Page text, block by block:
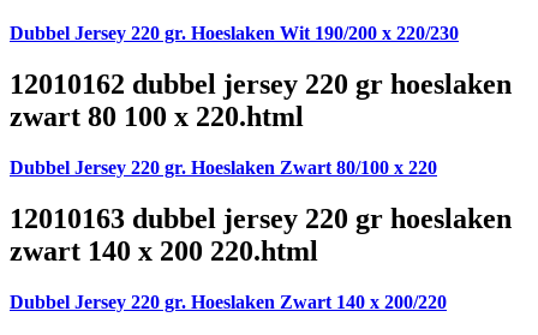
Dubbel Jersey 220 gr. Hoeslaken Wit 190/200 x 220/230
12010162 dubbel jersey 220 gr hoeslaken
zwart 80 100 x 220.html
Dubbel Jersey 220 gr. Hoeslaken Zwart 80/100 x 220
12010163 dubbel jersey 220 gr hoeslaken
zwart 140 x 200 220.html
Dubbel Jersey 220 gr. Hoeslaken Zwart 140 x 200/220